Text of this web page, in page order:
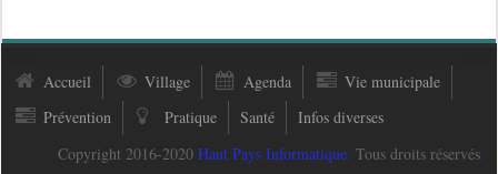
Accueil Village Agenda
Vie municipale
Prévention
Pratique Santé
Infos diverses
Copyright 2016-2020 Haut Pays Informatique. Tous droits réservés.